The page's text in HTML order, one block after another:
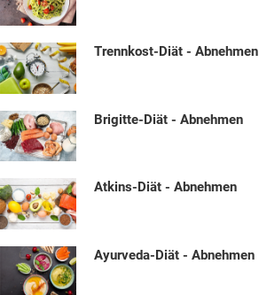
Trennkost-Diät - Abnehmen
Brigitte-Diät - Abnehmen
Atkins-Diät - Abnehmen
Ayurveda-Diät - Abnehmen